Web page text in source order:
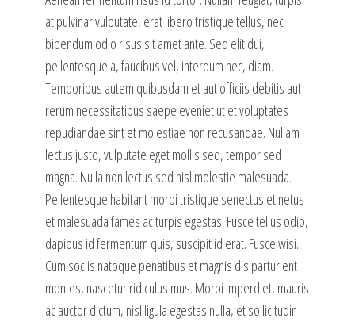
at pulvinar vulputate, erat libero tristique tellus, nec
bibendum odio risus sit amet ante. Sed elit dui,
pellentesque a, faucibus vel, interdum nec, diam.
Temporibus autem quibusdam et aut officiis debitis aut
rerum necessitatibus saepe eveniet ut et voluptates
repudiandae sint et molestiae non recusandae. Nullam
lectus justo, vulputate eget mollis sed, tempor sed
magna. Nulla non lectus sed nisl molestie malesuada.
Pellentesque habitant morbi tristique senectus et netus
et malesuada fames ac turpis egestas. Fusce tellus odio,
dapibus id fermentum quis, suscipit id erat. Fusce wisi.
Cum sociis natoque penatibus et magnis dis parturient
montes, nascetur ridiculus mus. Morbi imperdiet, mauris
ac auctor dictum, nisl ligula egestas nulla, et sollicitudin